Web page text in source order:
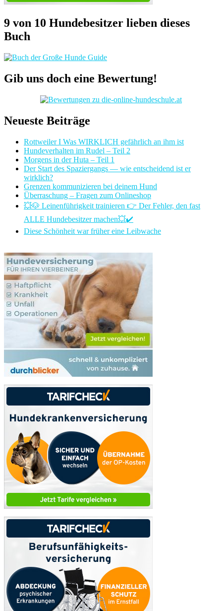
9 von 10 Hundebesitzer lieben dieses
Buch
Gib uns doch eine Bewertung!
Neueste Beiträge
Rottweiler I Was WIRKLICH gefährlich an ihm ist
Hundeverhalten im Rudel – Teil 2
Morgens in der Huta – Teil 1
Der Start des Spaziergangs — wie entscheidend ist er
wirklich?
Grenzen kommunizieren bei deinem Hund
Überraschung – Fragen zum Onlineshop
💥🐶 Leinenführigkeit trainieren 👉 Der Fehler, den fast
ALLE Hundebesitzer machen💥✔️
Diese Schönheit war früher eine Leibwache